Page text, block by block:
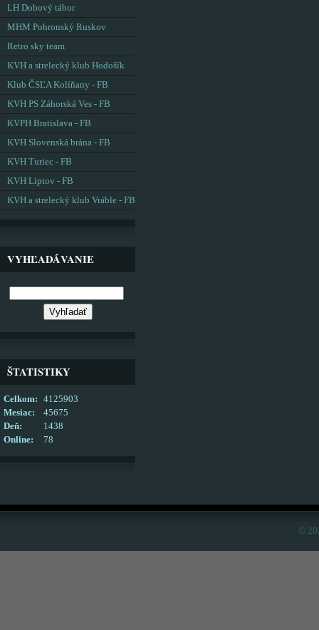
LH Dobový tábor
MHM Pohronský Ruskov
Retro sky team
KVH a strelecký klub Hodošík
Klub ČSĽA Kolíňany - FB
KVH PS Záhorská Ves - FB
KVPH Bratislava - FB
KVH Slovenská brána - FB
KVH Turiec - FB
KVH Liptov - FB
KVH a strelecký klub Vráble - FB
VYHĽADÁVANIE
ŠTATISTIKY
Online: 78
Celkom:
4125903
Mesiac:
45675
Deň:
1438
©